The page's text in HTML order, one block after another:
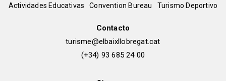
Peu
Actividades Educativas Convention Bureau Turismo Deportivo
Contacto
turisme@elbaixllobregat.cat
(+34) 93 685 24 00